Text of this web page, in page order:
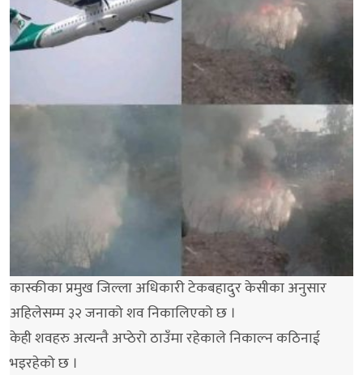
कास्कीका प्रमुख जिल्ला अधिकारी टेकबहादुर केसीका अनुसार
अहिलेसम्म ३२ जनाको शव निकालिएको छ ।
केही शवहरु अत्यन्तै अप्ठेरो ठाउँमा रहेकाले निकाल्न कठिनाई
भइरहेको छ ।